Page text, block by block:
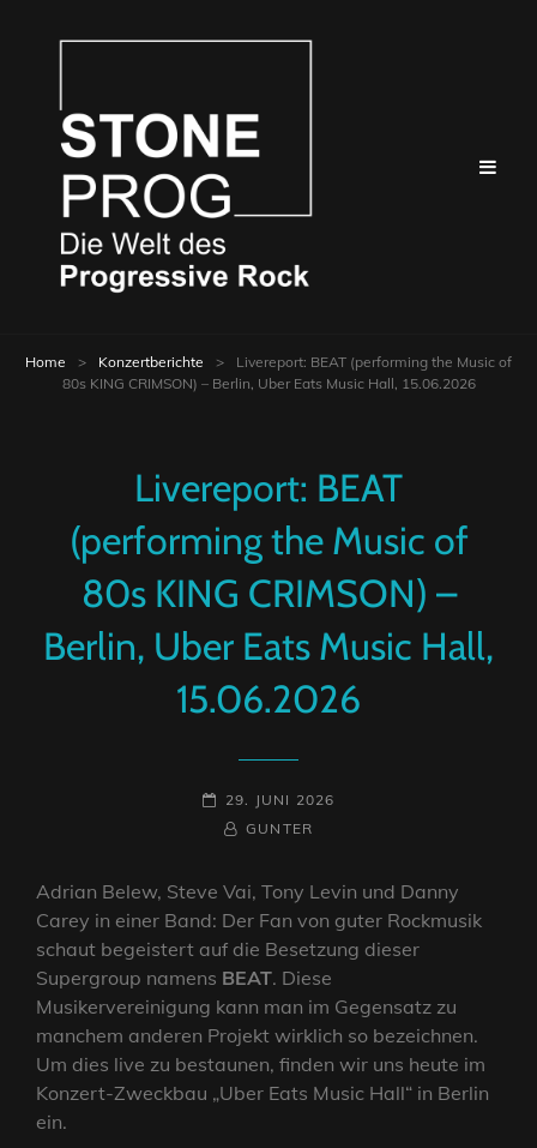
Home > Konzertberichte >
Livereport: BEAT (performing the Music of
80s KING CRIMSON) – Berlin, Uber Eats Music Hall, 15.06.2026
Livereport: BEAT
(performing the Music of
80s KING CRIMSON) –
Berlin, Uber Eats Music Hall,
15.06.2026
POSTED-
ON
29. JUNI 2026
BY
BYLINE
GUNTER
Adrian Belew, Steve Vai, Tony Levin und Danny
Carey in einer Band: Der Fan von guter Rockmusik
schaut begeistert auf die Besetzung dieser
Supergroup namens BEAT. Diese
Musikervereinigung kann man im Gegensatz zu
manchem anderen Projekt wirklich so bezeichnen.
Um dies live zu bestaunen, finden wir uns heute im
Konzert-Zweckbau „Uber Eats Music Hall“ in Berlin
ein.